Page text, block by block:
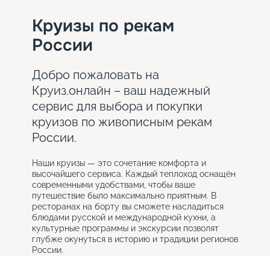
Круизы по рекам
России
Добро пожаловать на
Круиз.онлайн – ваш надежный
сервис для выбора и покупки
круизов по живописным рекам
России.
Наши круизы — это сочетание комфорта и
высочайшего сервиса. Каждый теплоход оснащён
современными удобствами, чтобы ваше
путешествие было максимально приятным. В
ресторанах на борту вы сможете насладиться
блюдами русской и международной кухни, а
культурные программы и экскурсии позволят
глубже окунуться в историю и традиции регионов
России.